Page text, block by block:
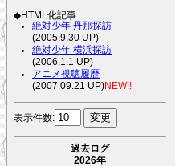
◆HTML化記事
絶対少年 丹那探訪
(2005.9.30 UP)
絶対少年 横浜探訪
(2006.1.1 UP)
アニメ視聴履歴
(2007.09.21 UP)NEW!!
表示件数:
過去ログ
2026年